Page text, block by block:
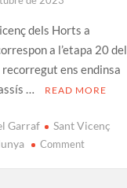
dels Horts a
a l’etapa 20 del
ens endinsa
…
READ MORE
Garraf
Sant Vicenç
Commenton